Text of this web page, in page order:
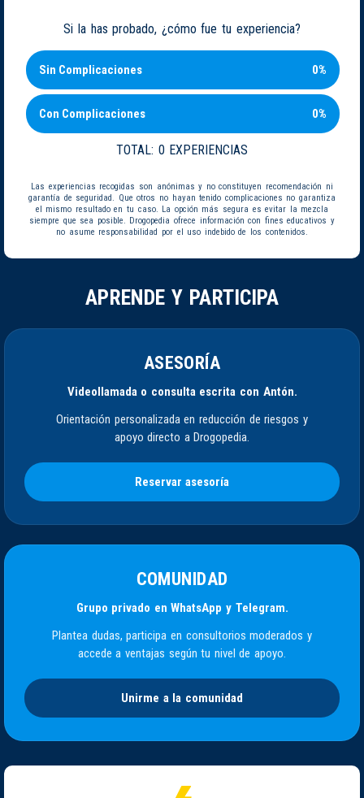
Si la has probado, ¿cómo fue tu experiencia?
Sin Complicaciones 0%
Con Complicaciones 0%
TOTAL: 0 EXPERIENCIAS
Las experiencias recogidas son anónimas y no constituyen recomendación ni
garantía de seguridad. Que otros no hayan tenido complicaciones no garantiza
el mismo resultado en tu caso. La opción más segura es evitar la mezcla
siempre que sea posible. Drogopedia ofrece información con fines educativos y
no asume responsabilidad por el uso indebido de los contenidos.
APRENDE Y PARTICIPA
ASESORÍA
Videollamada o consulta escrita con Antón.
Orientación personalizada en reducción de riesgos y
apoyo directo a Drogopedia.
Reservar asesoría
COMUNIDAD
Grupo privado en WhatsApp y Telegram.
Plantea dudas, participa en consultorios moderados y
accede a ventajas según tu nivel de apoyo.
Unirme a la comunidad